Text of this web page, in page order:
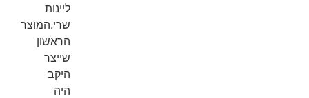
ליינות
שרי.המוצר
הראשון
שייצר
היקב
היה